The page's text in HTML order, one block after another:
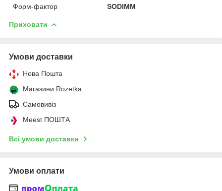
Форм-фактор
SODIMM
Приховати
Умови доставки
Нова Пошта
Магазини Rozetka
Самовивіз
Meest ПОШТА
Всі умови доставки
Умови оплати